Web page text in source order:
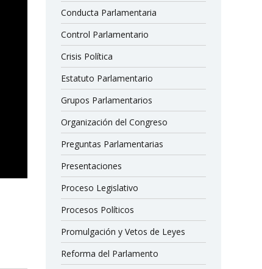
Conducta Parlamentaria
Control Parlamentario
Crisis Política
Estatuto Parlamentario
Grupos Parlamentarios
Organización del Congreso
Preguntas Parlamentarias
Presentaciones
Proceso Legislativo
Procesos Políticos
Promulgación y Vetos de Leyes
Reforma del Parlamento